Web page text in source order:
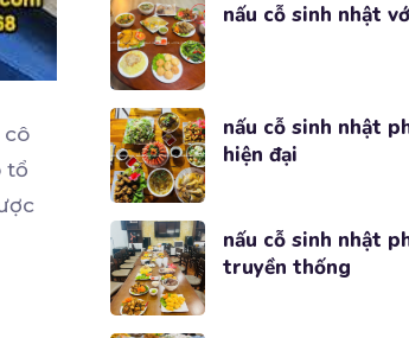
cô
tổ
nấu cỗ sinh nhật
nấu cỗ sinh nhật
hiện đại
nấu cỗ sinh nhật
truyền thống